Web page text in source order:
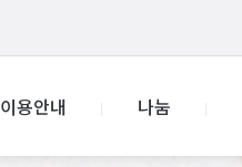
이용안내 나눔